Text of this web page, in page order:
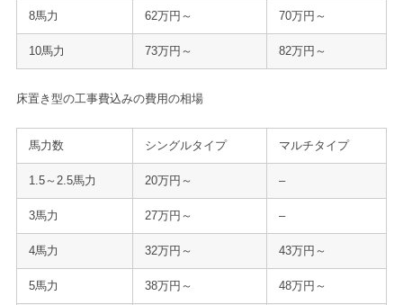
8馬力 62万円～ 70万円～
10馬力 73万円～ 82万円～
床置き型の工事費込みの費用の相場
馬力数 シングルタイプ マルチタイプ
1.5～2.5馬力 20万円～ –
3馬力 27万円～ –
4馬力 32万円～ 43万円～
5馬力 38万円～ 48万円～